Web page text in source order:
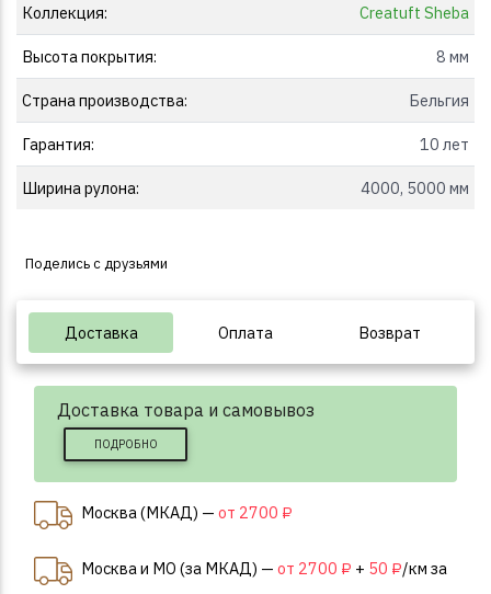
Коллекция: Creatuft Sheba
Высота покрытия: 8 мм
Страна производства: Бельгия
Гарантия: 10 лет
Ширина рулона: 4000, 5000 мм
Поделись с друзьями
Доставка Оплата Возврат
Доставка товара и самовывоз
ПОДРОБНО
Москва (МКАД) — от 2700 ₽
Москва и МО (за МКАД) — от 2700 ₽ + 50 ₽/км за